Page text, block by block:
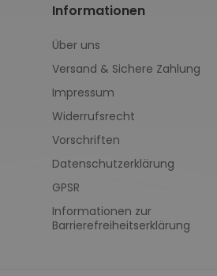
Informationen
Über uns
Versand & Sichere Zahlung
Impressum
Widerrufsrecht
Vorschriften
Datenschutzerklärung
GPSR
Informationen zur
Barrierefreiheitserklärung